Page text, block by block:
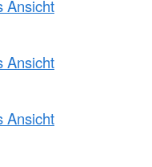
Ansicht
Ansicht
Ansicht